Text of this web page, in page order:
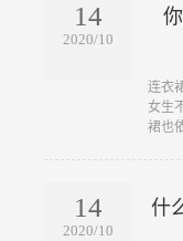
14
2020/10
连衣
女生
裙也
14
2020/10
什